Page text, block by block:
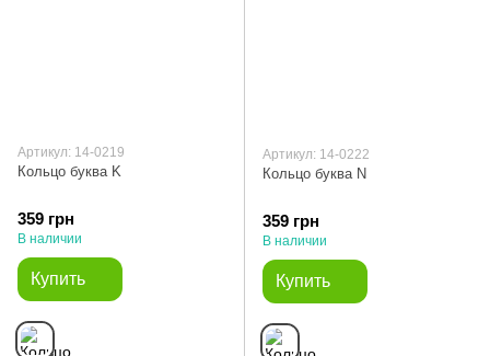
Артикул: 14-0219
Кольцо буква K
359 грн
В наличии
Купить
Артикул: 14-0222
Кольцо буква N
359 грн
В наличии
Купить